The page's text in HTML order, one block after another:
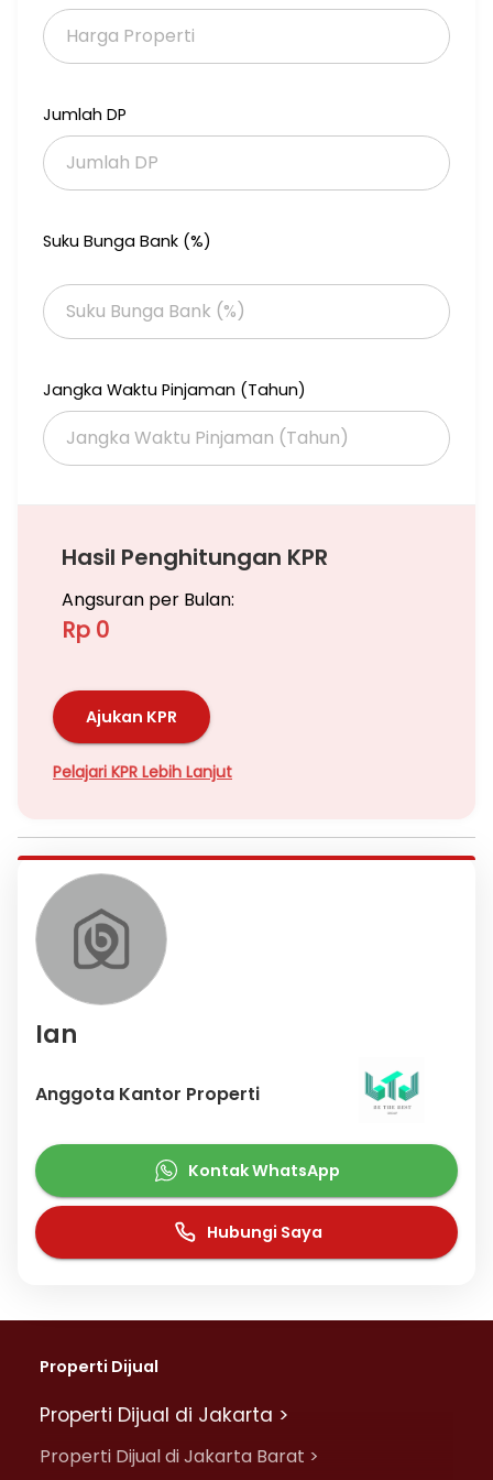
Jumlah DP
Suku Bunga Bank (%)
Jangka Waktu Pinjaman (Tahun)
Hasil Penghitungan KPR
Angsuran per Bulan:
Rp 0
Ajukan KPR
Pelajari KPR Lebih Lanjut
Ian
Anggota Kantor Properti
Kontak WhatsApp
Hubungi Saya
Properti Dijual
Properti Dijual di Jakarta >
Properti Dijual di Jakarta Barat >